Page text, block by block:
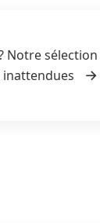
Notre sélection
inattendues